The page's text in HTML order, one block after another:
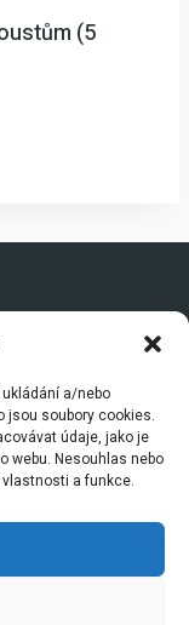
a/nebo
jsou soubory cookies.
údaje, jako je
webu. Nesouhlas nebo
a funkce.
(5
O nás